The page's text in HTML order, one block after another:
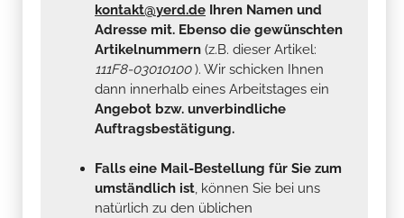
kontakt@yerd.de Ihren Namen und
Adresse mit. Ebenso die gewünschten
Artikelnummern (z.B. dieser Artikel:
111F8-03010100). Wir schicken Ihnen
dann innerhalb eines Arbeitstages ein
Angebot bzw. unverbindliche
Auftragsbestätigung.
Falls eine Mail-Bestellung für Sie zum
umständlich ist, können Sie bei uns
natürlich zu den üblichen